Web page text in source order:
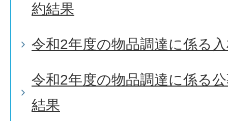
約結果
令和2年度の物品調達に係る
令和2年度の物品調達に係る
結果